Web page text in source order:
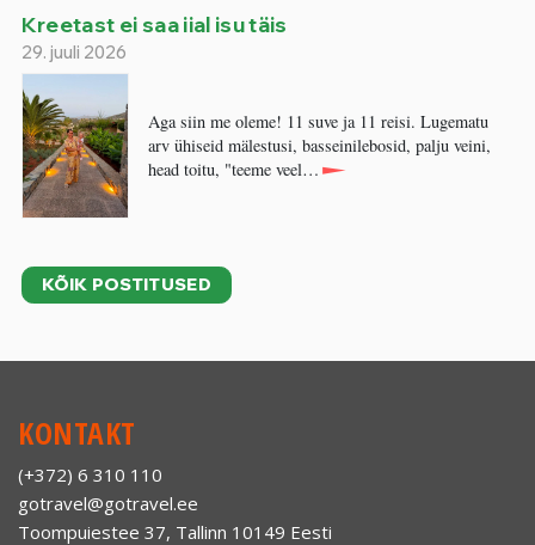
Kreetast ei saa iial isu täis
29. juuli 2026
Aga siin me oleme! 11 suve ja 11 reisi. Lugematu
arv ühiseid mälestusi, basseinilebosid, palju veini,
head toitu, "teeme veel…
KÕIK POSTITUSED
KONTAKT
(+372) 6 310 110
gotravel@gotravel.ee
Toompuiestee 37, Tallinn 10149 Eesti